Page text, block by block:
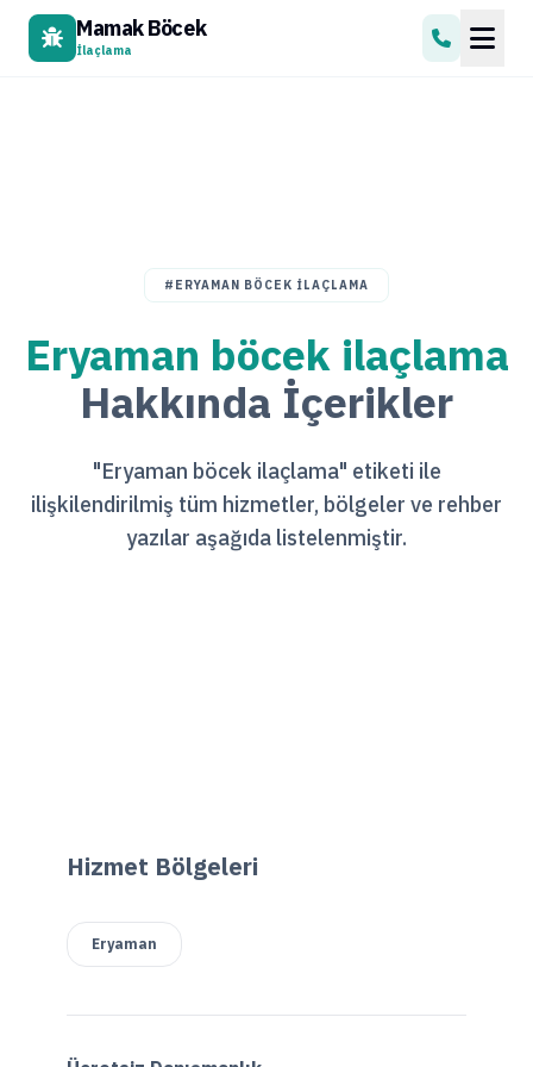
Mamak Böcek
İlaçlama
#ERYAMAN BÖCEK ILAÇLAMA
Eryaman böcek ilaçlama
Hakkında İçerikler
"Eryaman böcek ilaçlama" etiketi ile
ilişkilendirilmiş tüm hizmetler, bölgeler ve rehber
yazılar aşağıda listelenmiştir.
Hizmet Bölgeleri
Eryaman